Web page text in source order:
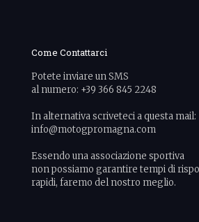
Come Contattarci
Potete inviare un SMS
al numero: +39 366 845 2248
In alternativa scriveteci a questa mail:
info@motogpromagna.com
Essendo una associazione sportiva
non possiamo garantire tempi di
rapidi, faremo del nostro meglio.